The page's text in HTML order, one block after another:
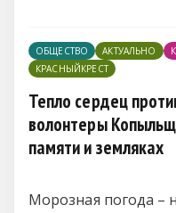
ОБЩЕСТВО АКТУАЛЬНО
КРАСНЫЙКРЕСТ
Тепло сердец
волонтеры
памяти и земляках
Морозная погода –